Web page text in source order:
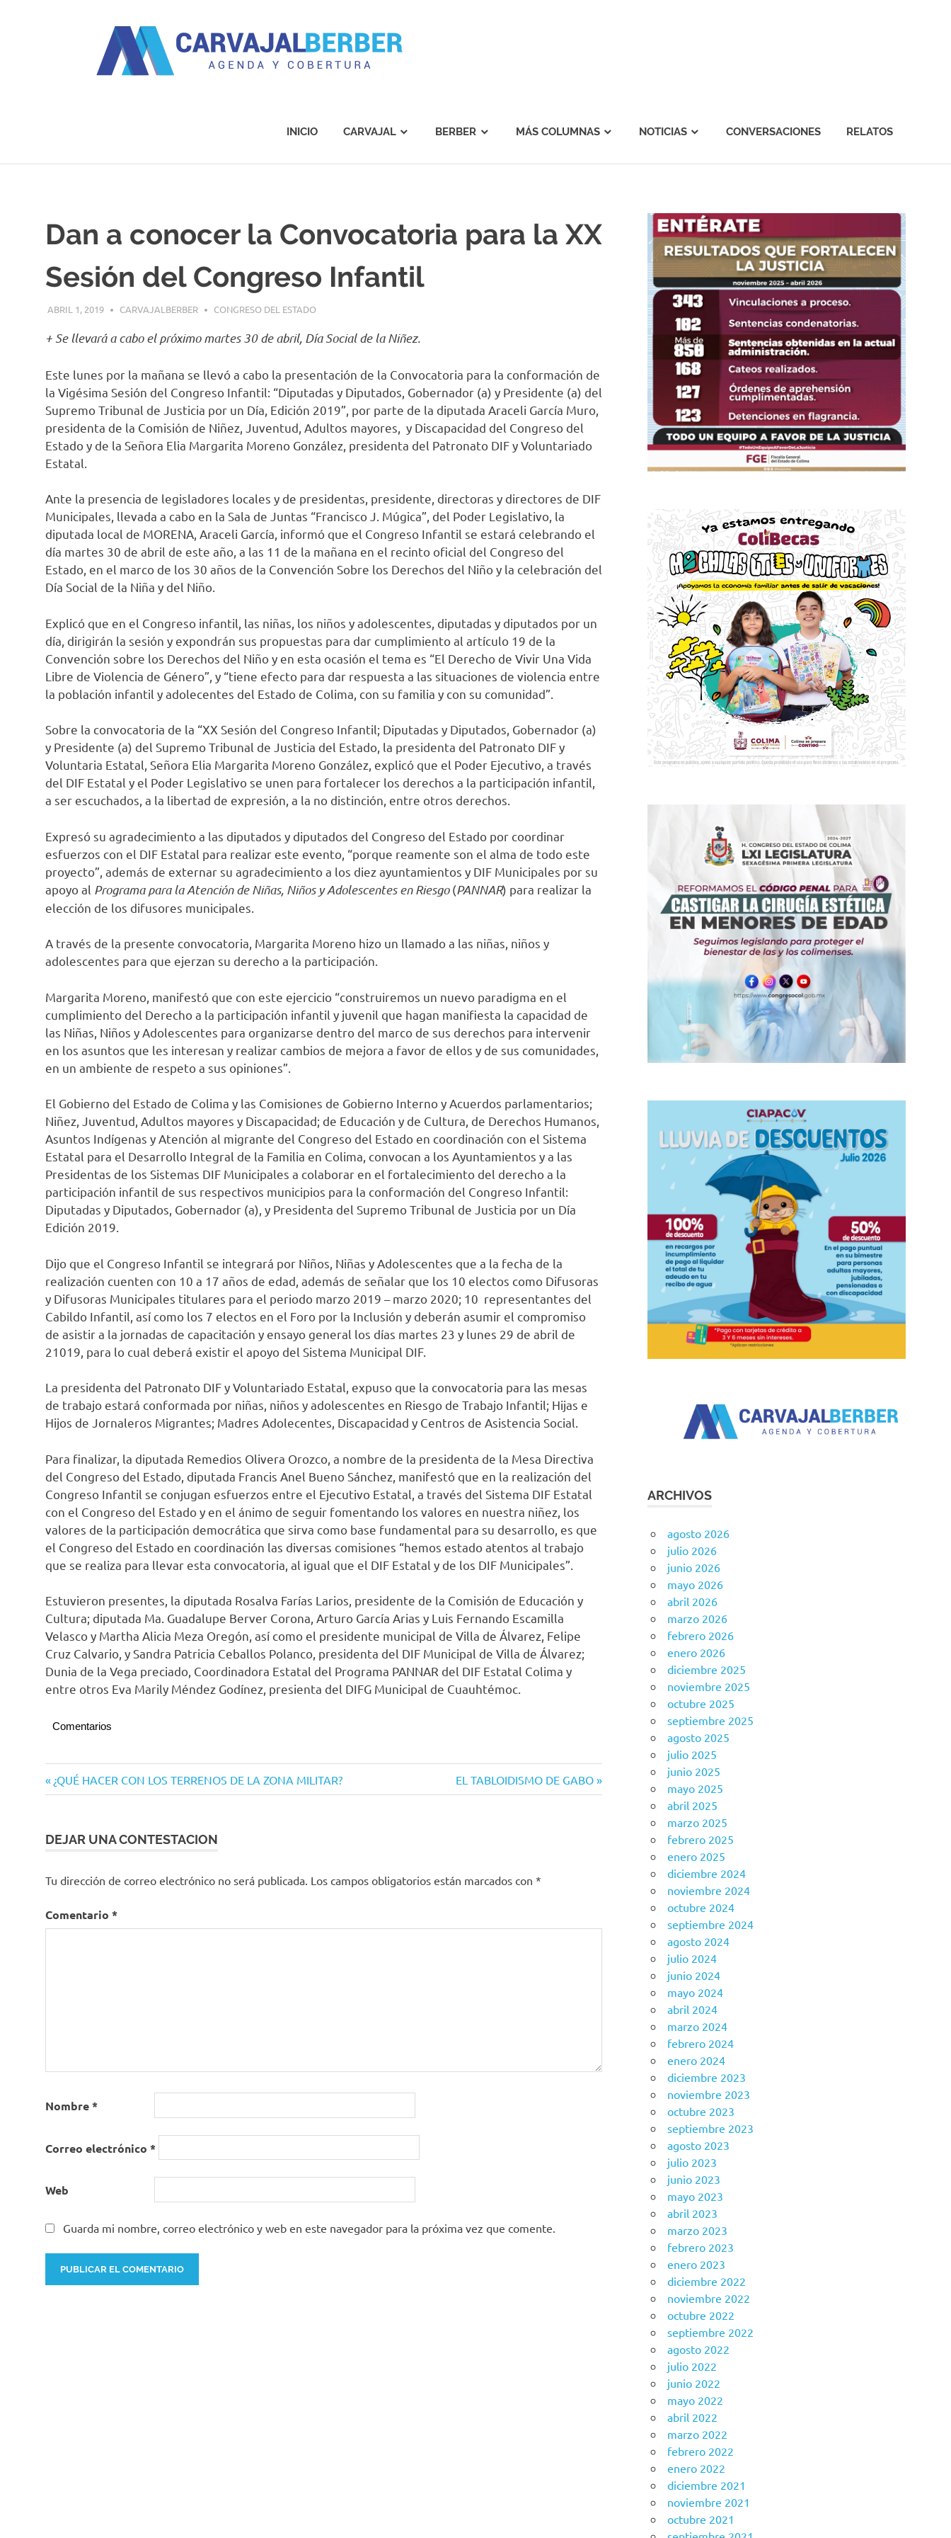
INICIO CARVAJAL BERBER MÁS COLUMNAS NOTICIAS CONVERSACIONES RELATOS
Dan a conocer la Convocatoria para la XX
Sesión del Congreso Infantil
ABRIL 1, 2019 CARVAJALBERBER CONGRESO DEL ESTADO
+ Se llevará a cabo el próximo martes 30 de abril, Día Social de la Niñez.
Este lunes por la mañana se llevó a cabo la presentación de la Convocatoria para la conformación de
la Vigésima Sesión del Congreso Infantil: “Diputadas y Diputados, Gobernador (a) y Presidente (a) del
Supremo Tribunal de Justicia por un Día, Edición 2019”, por parte de la diputada Araceli García Muro,
presidenta de la Comisión de Niñez, Juventud, Adultos mayores, y Discapacidad del Congreso del
Estado y de la Señora Elia Margarita Moreno González, presidenta del Patronato DIF y Voluntariado
Estatal.
Ante la presencia de legisladores locales y de presidentas, presidente, directoras y directores de DIF
Municipales, llevada a cabo en la Sala de Juntas “Francisco J. Múgica”, del Poder Legislativo, la
diputada local de MORENA, Araceli García, informó que el Congreso Infantil se estará celebrando el
día martes 30 de abril de este año, a las 11 de la mañana en el recinto oficial del Congreso del
Estado, en el marco de los 30 años de la Convención Sobre los Derechos del Niño y la celebración del
Día Social de la Niña y del Niño.
Explicó que en el Congreso infantil, las niñas, los niños y adolescentes, diputadas y diputados por un
día, dirigirán la sesión y expondrán sus propuestas para dar cumplimiento al artículo 19 de la
Convención sobre los Derechos del Niño y en esta ocasión el tema es “El Derecho de Vivir Una Vida
Libre de Violencia de Género”, y “tiene efecto para dar respuesta a las situaciones de violencia entre
la población infantil y adolecentes del Estado de Colima, con su familia y con su comunidad”.
Sobre la convocatoria de la “XX Sesión del Congreso Infantil; Diputadas y Diputados, Gobernador (a)
y Presidente (a) del Supremo Tribunal de Justicia del Estado, la presidenta del Patronato DIF y
Voluntaria Estatal, Señora Elia Margarita Moreno González, explicó que el Poder Ejecutivo, a través
del DIF Estatal y el Poder Legislativo se unen para fortalecer los derechos a la participación infantil,
a ser escuchados, a la libertad de expresión, a la no distinción, entre otros derechos.
Expresó su agradecimiento a las diputados y diputados del Congreso del Estado por coordinar
esfuerzos con el DIF Estatal para realizar este evento, “porque reamente son el alma de todo este
proyecto”, además de externar su agradecimiento a los diez ayuntamientos y DIF Municipales por su
apoyo al Programapara la Atención de Niñas, Niños y Adolescentes en Riesgo(PANNAR) para realizar la
elección de los difusores municipales.
A través de la presente convocatoria, Margarita Moreno hizo un llamado a las niñas, niños y
adolescentes para que ejerzan su derecho a la participación.
Margarita Moreno, manifestó que con este ejercicio “construiremos un nuevo paradigma en el
cumplimiento del Derecho a la participación infantil y juvenil que hagan manifiesta la capacidad de
las Niñas, Niños y Adolescentes para organizarse dentro del marco de sus derechos para intervenir
en los asuntos que les interesan y realizar cambios de mejora a favor de ellos y de sus comunidades,
en un ambiente de respeto a sus opiniones”.
El Gobierno del Estado de Colima y las Comisiones de Gobierno Interno y Acuerdos parlamentarios;
Niñez, Juventud, Adultos mayores y Discapacidad; de Educación y de Cultura, de Derechos Humanos,
Asuntos Indígenas y Atención al migrante del Congreso del Estado en coordinación con el Sistema
Estatal para el Desarrollo Integral de la Familia en Colima, convocan a los Ayuntamientos y a las
Presidentas de los Sistemas DIF Municipales a colaborar en el fortalecimiento del derecho a la
participación infantil de sus respectivos municipios para la conformación del Congreso Infantil:
Diputadas y Diputados, Gobernador (a), y Presidenta del Supremo Tribunal de Justicia por un Día
Edición 2019.
Dijo que el Congreso Infantil se integrará por Niños, Niñas y Adolescentes que a la fecha de la
realización cuenten con 10 a 17 años de edad, además de señalar que los 10 electos como Difusoras
y Difusoras Municipales titulares para el periodo marzo 2019 – marzo 2020; 10 representantes del
Cabildo Infantil, así como los 7 electos en el Foro por la Inclusión y deberán asumir el compromiso
de asistir a la jornadas de capacitación y ensayo general los días martes 23 y lunes 29 de abril de
21019, para lo cual deberá existir el apoyo del Sistema Municipal DIF.
La presidenta del Patronato DIF y Voluntariado Estatal, expuso que la convocatoria para las mesas
de trabajo estará conformada por niñas, niños y adolescentes en Riesgo de Trabajo Infantil; Hijas e
Hijos de Jornaleros Migrantes; Madres Adolecentes, Discapacidad y Centros de Asistencia Social.
Para finalizar, la diputada Remedios Olivera Orozco, a nombre de la presidenta de la Mesa Directiva
del Congreso del Estado, diputada Francis Anel Bueno Sánchez, manifestó que en la realización del
Congreso Infantil se conjugan esfuerzos entre el Ejecutivo Estatal, a través del Sistema DIF Estatal
con el Congreso del Estado y en el ánimo de seguir fomentando los valores en nuestra niñez, los
valores de la participación democrática que sirva como base fundamental para su desarrollo, es que
el Congreso del Estado en coordinación las diversas comisiones “hemos estado atentos al trabajo
que se realiza para llevar esta convocatoria, al igual que el DIF Estatal y de los DIF Municipales”.
Estuvieron presentes, la diputada Rosalva Farías Larios, presidente de la Comisión de Educación y
Cultura; diputada Ma. Guadalupe Berver Corona, Arturo García Arias y Luis Fernando Escamilla
Velasco y Martha Alicia Meza Oregón, así como el presidente municipal de Villa de Álvarez, Felipe
Cruz Calvario, y Sandra Patricia Ceballos Polanco, presidenta del DIF Municipal de Villa de Álvarez;
Dunia de la Vega preciado, Coordinadora Estatal del Programa PANNAR del DIF Estatal Colima y
entre otros Eva Marily Méndez Godínez, presienta del DIFG Municipal de Cuauhtémoc.
Comentarios
Congreso
del
Navegación
entradas
Entrada
anterior:
¿QUÉ HACER CON LOS TERRENOS DE LA ZONA MILITAR?
Siguiente
entrada:
EL TABLOIDISMO DE GABO
DEJAR UNA CONTESTACION
Tu dirección de correo electrónico no será publicada. Los campos obligatorios están marcados con *
Comentario *
Nombre*
Correo electrónico *
Web
Guarda mi nombre, correo electrónico y web en este navegador para la próxima vez que comente.
ARCHIVOS
agosto 2026
julio 2026
junio 2026
mayo 2026
abril 2026
marzo 2026
febrero 2026
enero 2026
diciembre 2025
noviembre 2025
octubre 2025
septiembre 2025
agosto 2025
julio 2025
junio 2025
mayo 2025
abril 2025
marzo 2025
febrero 2025
enero 2025
diciembre 2024
noviembre 2024
octubre 2024
septiembre 2024
agosto 2024
julio 2024
junio 2024
mayo 2024
abril 2024
marzo 2024
febrero 2024
enero 2024
diciembre 2023
noviembre 2023
octubre 2023
septiembre 2023
agosto 2023
julio 2023
junio 2023
mayo 2023
abril 2023
marzo 2023
febrero 2023
enero 2023
diciembre 2022
noviembre 2022
octubre 2022
septiembre 2022
agosto 2022
julio 2022
junio 2022
mayo 2022
abril 2022
marzo 2022
febrero 2022
enero 2022
diciembre 2021
noviembre 2021
octubre 2021